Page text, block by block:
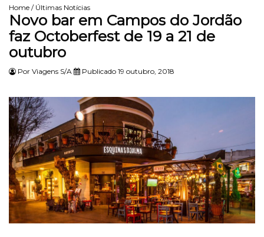
Home / Últimas Notícias
Novo bar em Campos do Jordão
faz Octoberfest de 19 a 21 de
outubro
Por Viagens S/A Publicado 19 outubro, 2018